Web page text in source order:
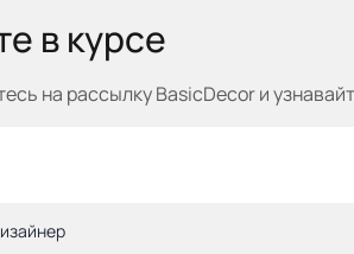
в курсе
на рассылку BasicDecor и